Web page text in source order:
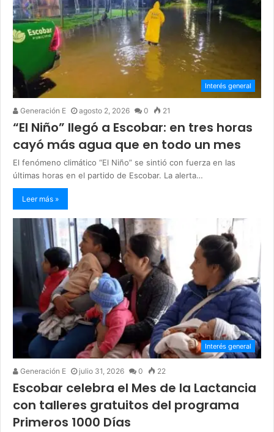
Interés general
Generación E agosto 2, 2026 0 21
“El Niño” llegó a Escobar: en tres horas
cayó más agua que en todo un mes
El fenómeno climático “El Niño” se sintió con fuerza en las
últimas horas en el partido de Escobar. La alerta…
Leer más »
Interés general
Generación E julio 31, 2026 0 22
Escobar celebra el Mes de la Lactancia
con talleres gratuitos del programa
Primeros 1000 Días